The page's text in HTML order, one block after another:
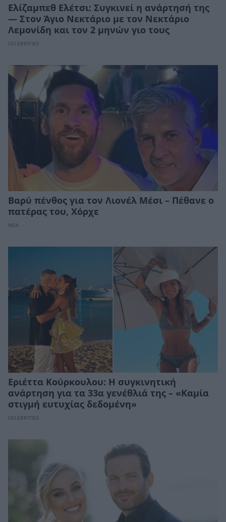
Ελίζαμπεθ Ελέτσι: Συγκινεί η ανάρτησή της
— Στον Άγιο Νεκτάριο με τον Νεκτάριο
Λεμονίδη και τον 2 μηνών γιο τους
CELEBRITIES
Βαρύ πένθος για τον Λιονέλ Μέσι – Πέθανε ο
πατέρας του, Χόρχε
ΝΕΑ
Εριέττα Κούρκουλου: Η συγκινητική
ανάρτηση για τα 33α γενέθλιά της – «Καμία
στιγμή ευτυχίας δεδομένη»
CELEBRITIES